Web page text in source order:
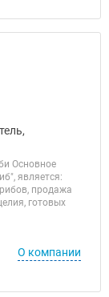
Основное
является:
продажа
готовых
О компании